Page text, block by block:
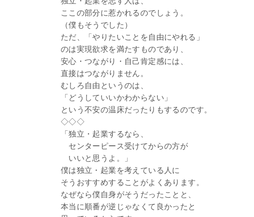
ここの部分に惹かれるのでしょう。
（僕もそうでした）
ただ、「やりたいことを自由にやれる」
のは実現欲求を満たすものであり、
安心・つながり・自己肯定感には、
直接はつながりません。
むしろ自由というのは、
「どうしていいかわからない」
という不安の温床だったりもするのです。
◇◇◇
「独立・起業するなら、
センターピース受けてからの方が
いいと思うよ。」
僕は独立・起業を考えている人に
そうおすすめすることがよくあります。
なぜなら僕自身がそうだったことと、
本当に順番が逆じゃなくて良かったと